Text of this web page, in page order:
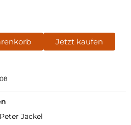
Jetzt kaufen
Peter Jäckel